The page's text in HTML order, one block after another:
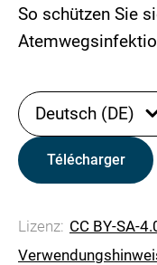
So schützen Sie
Deutsch (DE)
Télécharger
Lizenz: CC BY-SA-